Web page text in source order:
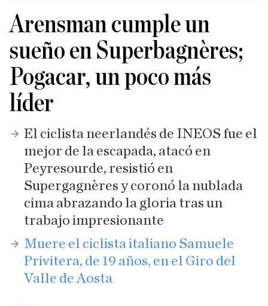
Arensman cumple un
sueño en Superbagnères;
Pogacar, un poco más
líder
El ciclista neerlandés de INEOS fue el
mejor de la escapada, atacó en
Peyresourde, resistió en
Supergagnères y coronó la nublada
cima abrazando la gloria tras un
trabajo impresionante
Muere el ciclista italiano Samuele
Privitera, de 19 años, en el Giro del
Valle de Aosta